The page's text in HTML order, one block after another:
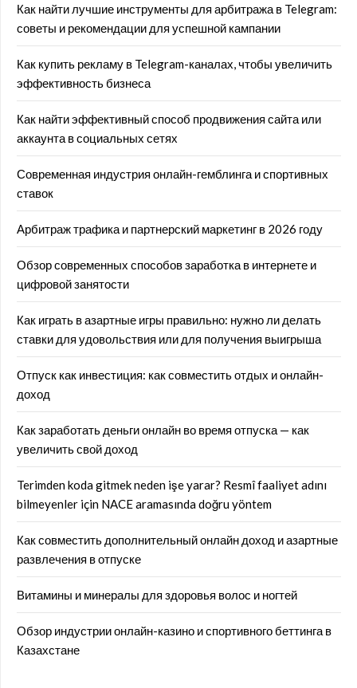
Как найти лучшие инструменты для арбитража в Telegram:
советы и рекомендации для успешной кампании
Как купить рекламу в Telegram-каналах, чтобы увеличить
эффективность бизнеса
Как найти эффективный способ продвижения сайта или
аккаунта в социальных сетях
Современная индустрия онлайн-гемблинга и спортивных
ставок
Арбитраж трафика и партнерский маркетинг в 2026 году
Обзор современных способов заработка в интернете и
цифровой занятости
Как играть в азартные игры правильно: нужно ли делать
ставки для удовольствия или для получения выигрыша
Отпуск как инвестиция: как совместить отдых и онлайн-
доход
Как заработать деньги онлайн во время отпуска — как
увеличить свой доход
Terimden koda gitmek neden işe yarar? Resmî faaliyet adını
bilmeyenler için NACE aramasında doğru yöntem
Как совместить дополнительный онлайн доход и азартные
развлечения в отпуске
Витамины и минералы для здоровья волос и ногтей
Обзор индустрии онлайн-казино и спортивного беттинга в
Казахстане